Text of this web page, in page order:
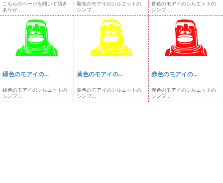
こちらのページを開いて頂き
ありが...
紫色のモアイのシルエットの
シンプ...
青色のモアイのシルエットの
シンプ...
緑色のモアイの...
緑色のモアイのシルエットの
シンプ...
黄色のモアイの...
黄色のモアイのシルエットの
シンプ...
赤色のモアイの...
赤色のモアイのシルエットの
シンプ...